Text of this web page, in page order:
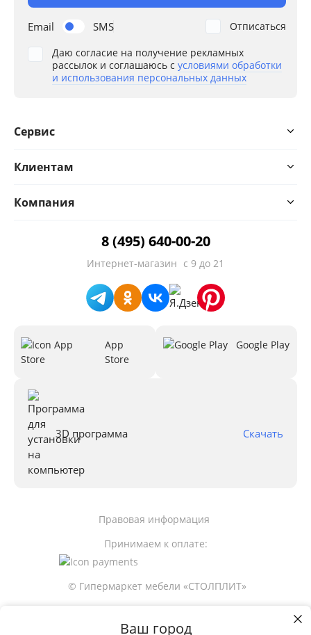
Ваш город
Email SMS
Даю согласие на получение рекламных
рассылок и соглашаюсь с условиями обработки
и использования персональных данных
Отписаться
Сервис
Клиентам
Компания
8 (495) 640-00-20
Интернет-магазин с 9 до 21
App
Store
Google Play
3D программа Скачать
© Гипермаркет мебели «СТОЛПЛИТ»
Принимаем к оплате:
Правовая информация